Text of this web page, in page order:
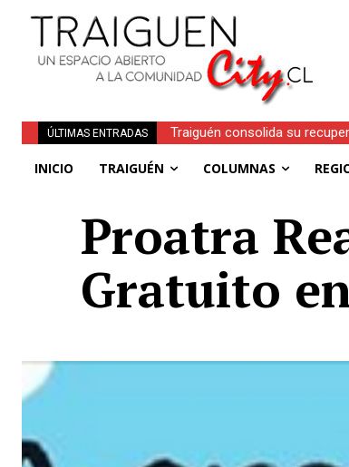
ÚLTIMAS ENTRADAS
Traiguén consolida su
Obituario | Inés Faundez
INICIO TRAIGUÉN COLUMNAS
Proatra
Gratuito